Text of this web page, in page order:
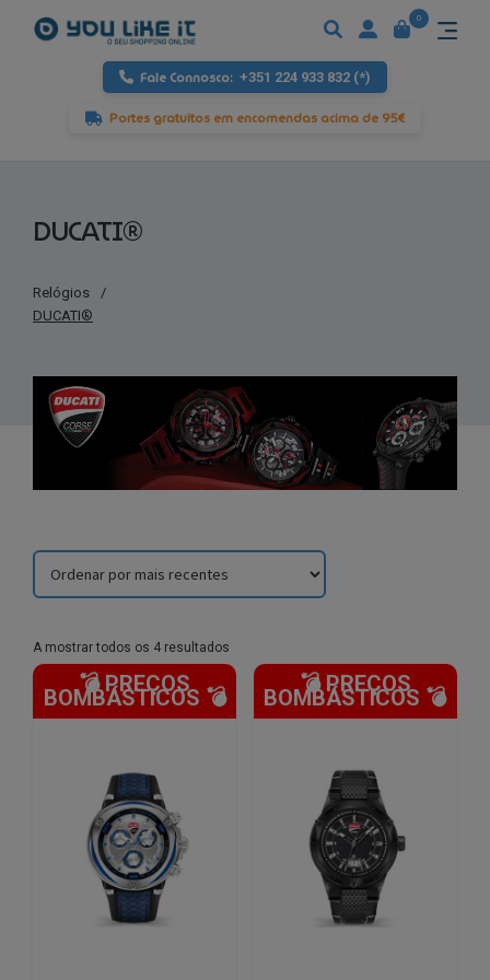
Fale Connosco: +351 224 933 832 (*)
Portes gratuitos em encomendas acima de 95€
0
DUCATI®
Relógios
/
DUCATI®
A mostrar todos os 4 resultados
by
💣 PREÇOS
BOMBÁSTICOS 💣
💣 PREÇOS
BOMBÁSTICOS 💣